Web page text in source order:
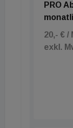
PRO
20,- € /
exkl.